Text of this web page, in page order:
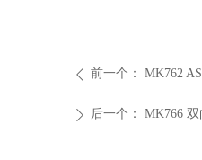
ꄴ 前一个： MK762
ꄲ 后一个： MK766